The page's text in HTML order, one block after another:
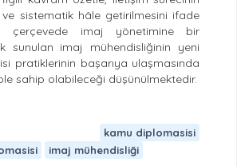
sistematik hâle getirilmesini ifade
çerçevede imaj yönetimine bir
sunulan imaj mühendisliğinin yeni
pratiklerinin başarıya ulaşmasında
sahip olabileceği düşünülmektedir.
kamu diplomasisi
imaj mühendisliği